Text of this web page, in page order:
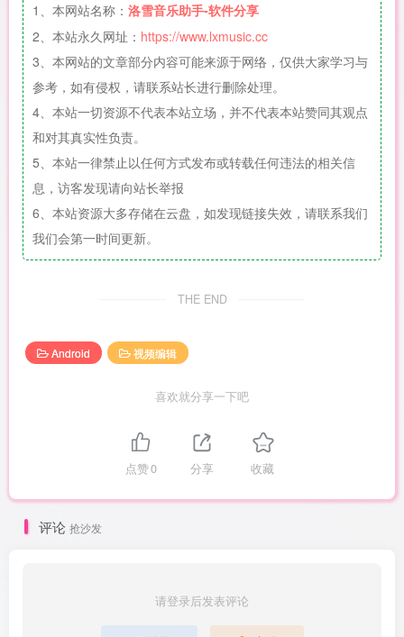
1、本网站名称： 洛雪音乐助手-软件分享
2、本站永久网址： https://www.lxmusic.cc
3、本网站的文章部分内容可能来源于网络，仅供大家学习与
参考，如有侵权，请联系站长进行删除处理。
4、本站一切资源不代表本站立场，并不代表本站赞同其观点
和对其真实性负责。
5、本站一律禁止以任何方式发布或转载任何违法的相关信
息，访客发现请向站长举报
6、本站资源大多存储在云盘，如发现链接失效，请联系我们
我们会第一时间更新。
THE END
Android 视频编辑
喜欢就分享一下吧
点赞0 分享 收藏
评论 抢沙发
请登录后发表评论